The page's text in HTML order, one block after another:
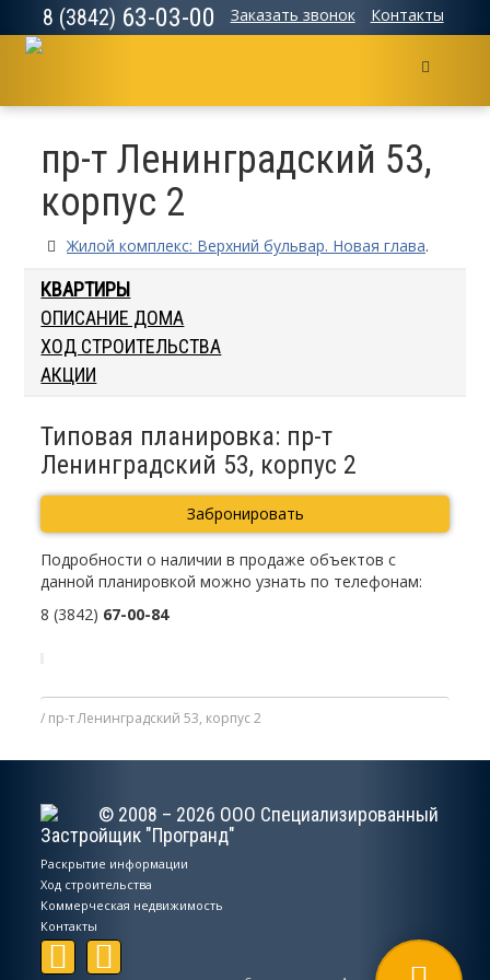
8 (3842) 63-03-00 Заказать звонок Контакты
Меню
пр-т Ленинградский 53,
корпус 2
Жилой комплекс: Верхний бульвар. Новая глава.
КВАРТИРЫ
ОПИСАНИЕ ДОМА
ХОД СТРОИТЕЛЬСТВА
АКЦИИ
Типовая планировка: пр-т
Ленинградский 53, корпус 2
Забронировать
Подробности о наличии в продаже объектов с
данной планировкой можно узнать по телефонам:
8 (3842) 67-00-84
пр-т Ленинградский 53, корпус 2
© 2008 – 2026 ООО Специализированный
Застройщик "Програнд"
Раскрытие информации
Ход строительства
Коммерческая недвижимость
Контакты